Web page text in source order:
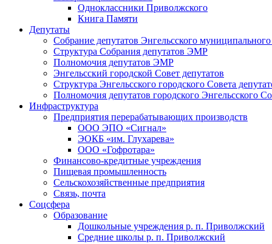
Одноклассники Приволжского
Книга Памяти
Депутаты
Собрание депутатов Энгельсского
Структура Собрания депутатов ЭМР
Полномочия депутатов ЭМР
Энгельсский городской Совет депутатов
Структура Энгельсского городского Совета
Полномочия депутатов городского Энгельсского
Инфраструктура
Предприятия перерабатывающих производств
ООО ЭПО «Сигнал»
ЭОКБ «им. Глухарева»
ООО «Гофротара»
Финансово-кредитные учреждения
Пищевая промышленность
Сельскохозяйственные предприятия
Связь, почта
Соцсфера
Образование
Дошкольные учреждения р. п. Приволжский
Средние школы р. п. Приволжский